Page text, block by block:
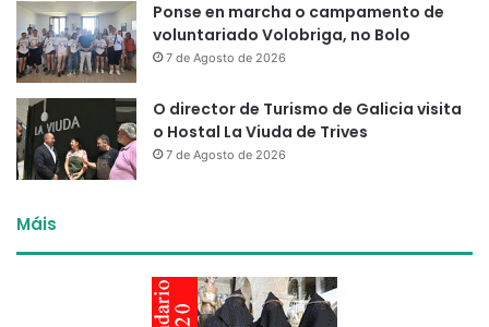
Ponse en marcha o campamento de
voluntariado Volobriga, no Bolo
7 de Agosto de 2026
O director de Turismo de Galicia visita
o Hostal La Viuda de Trives
7 de Agosto de 2026
Máis